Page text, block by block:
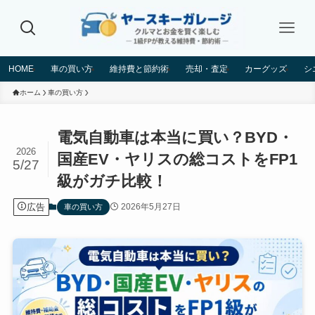
HOME 車の買い方 維持費と節約術 売却・査定 カーグッズ シ
ホーム 車の買い方
電気自動車は本当に買い？BYD・
国産EV・ヤリスの総コストをFP1
級がガチ比較！
2026
5/27
広告 車の買い方 2026年5月27日